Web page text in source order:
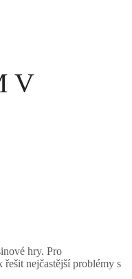
V
hry. Pro
nejčastější problémy s